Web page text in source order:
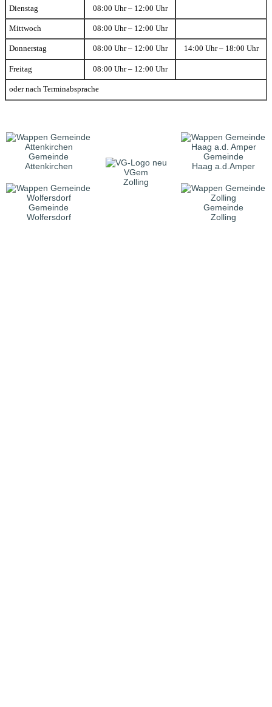
Dienstag 08:00 Uhr – 12:00 Uhr
Mittwoch 08:00 Uhr – 12:00 Uhr
Donnerstag 08:00 Uhr – 12:00 Uhr 14:00 Uhr – 18:00 Uhr
Freitag 08:00 Uhr – 12:00 Uhr
oder nach Terminabsprache
Gemeinde
Attenkirchen
VGem
Zolling
Gemeinde
Haag a.d.Amper
Gemeinde
Wolfersdorf
Gemeinde
Zolling